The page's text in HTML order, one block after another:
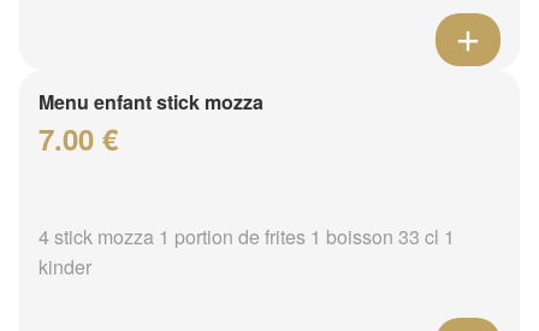
Menu enfant stick mozza
7.00 €
4 stick mozza 1 portion de frites 1 boisson 33 cl 1
kinder